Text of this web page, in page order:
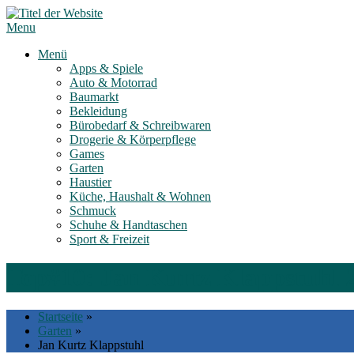
Skip
to
Menu
Menü
Apps & Spiele
Auto & Motorrad
Baumarkt
Bekleidung
Bürobedarf & Schreibwaren
Drogerie & Körperpflege
Games
Garten
Haustier
Küche, Haushalt & Wohnen
Schmuck
Schuhe & Handtaschen
Sport & Freizeit
Startseite »
Garten »
Jan Kurtz Klappstuhl